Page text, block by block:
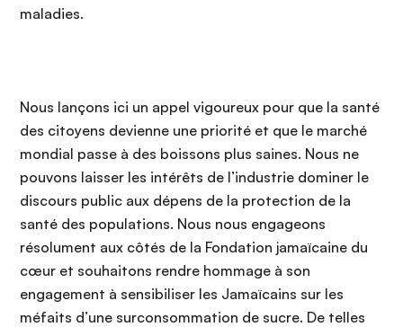
maladies.
Nous lançons ici un appel vigoureux pour que la santé
des citoyens devienne une priorité et que le marché
mondial passe à des boissons plus saines. Nous ne
pouvons laisser les intérêts de l’industrie dominer le
discours public aux dépens de la protection de la
santé des populations. Nous nous engageons
résolument aux côtés de la Fondation jamaïcaine du
cœur et souhaitons rendre hommage à son
engagement à sensibiliser les Jamaïcains sur les
méfaits d’une surconsommation de sucre. De telles